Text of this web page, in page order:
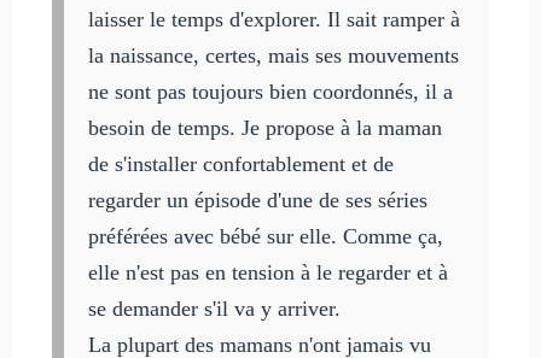
laisser le temps d'explorer. Il sait ramper à
la naissance, certes, mais ses mouvements
ne sont pas toujours bien coordonnés, il a
besoin de temps. Je propose à la maman
de s'installer confortablement et de
regarder un épisode d'une de ses séries
préférées avec bébé sur elle. Comme ça,
elle n'est pas en tension à le regarder et à
se demander s'il va y arriver.
La plupart des mamans n'ont jamais vu